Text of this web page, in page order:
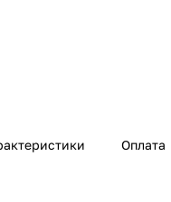
Оплата